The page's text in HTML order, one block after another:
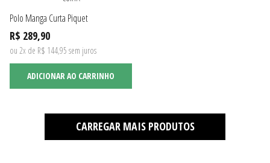
Polo Manga Curta Piquet
R$ 289,90
ou 2x de R$ 144,95 sem juros
ADICIONAR AO CARRINHO
CARREGAR MAIS PRODUTOS